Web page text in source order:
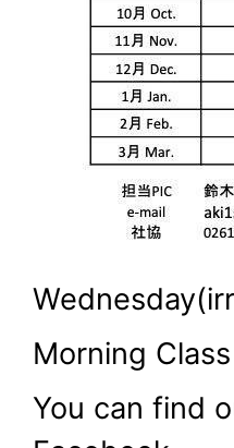
Morning
You can find